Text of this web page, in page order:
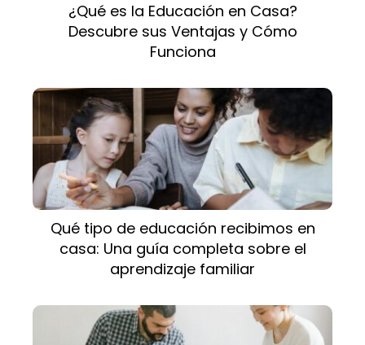
¿Qué es la Educación en Casa?
Descubre sus Ventajas y Cómo
Funciona
Qué tipo de educación recibimos en
casa: Una guía completa sobre el
aprendizaje familiar